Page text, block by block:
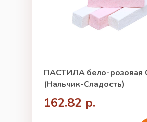
ПАСТИЛА бело-розовая
(Нальчик-Сладость)
162.82 р.